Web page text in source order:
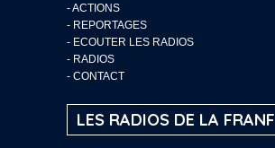
-ACTIONS
- REPORTAGES
- ECOUTER LES RADIOS
- RADIOS
- CONTACT
LES RADIOS DE LA FRANF